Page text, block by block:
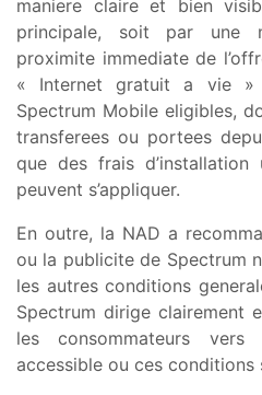
maniere claire et bien
principale, soit par une
proximite immediate de
« Internet gratuit a vie »
Spectrum Mobile eligibles,
transferees ou portees
que des frais d’installation
peuvent s’appliquer.
En outre, la NAD a
ou la publicite de Spectrum
les autres conditions
Spectrum dirige clairement
les consommateurs vers
accessible ou ces conditions